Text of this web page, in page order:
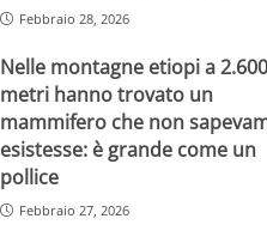
Febbraio 28, 2026
Nelle montagne etiopi a 2.600
metri hanno trovato un
mammifero che non
esistesse: è grande come un
pollice
Febbraio 27, 2026